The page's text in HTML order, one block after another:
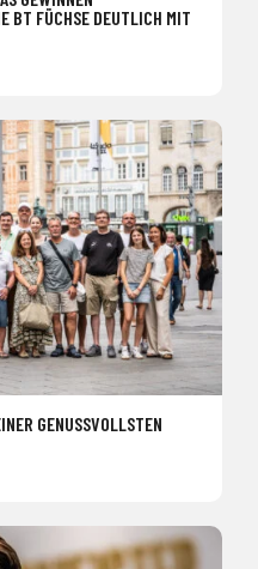
BT FÜCHSE DEUTLICH MIT
GENUSSVOLLSTEN